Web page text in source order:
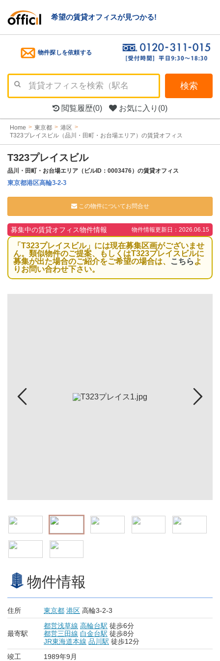
希望の賃貸オフィスが見つかる!
物件探しを依頼する
検索
閲覧履歴(0) お気に入り (0)
Home 東京都
港区
T323プレイスビル（品川・田町・お台場エリア）の賃貸オフィス
T323プレイスビル
品川・田町・お台場エリア（ビルID：0003476）の賃貸オフィス
東京都港区高輪3-2-3
この物件についてお問合せ
募集中の賃貸オフィス物件情報 物件情報更新日：2026.06.15
「T323プレイスビル」には現在募集区画がございませ
ん。類似物件のご提案、もしくはT323プレイスビルに
募集が出た場合のご紹介をご希望の場合は、
こちら よ
りお問い合わせ下さい。
物件情報
住所 東京都 港区 高輪3-2-3
最寄駅
都営浅草線 高輪台駅 徒歩6分
都営三田線 白金台駅 徒歩8分
JR東海道本線 品川駅 徒歩12分
竣工
1989年9月